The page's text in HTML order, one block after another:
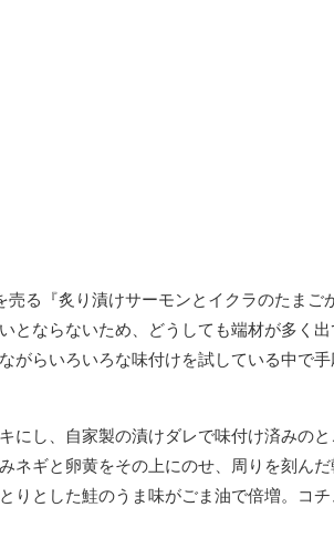
売る『炙り漬けサーモンとイクラのたまご
とならないため、どうしても端材が多く
がらいろいろな味付けを試している中で
にし、自家製の漬けダレで味付け済みの
ネギと卵黄をその上にのせ、周りを刻んだ
りとした鮭のうま味がごま油で倍増。コ